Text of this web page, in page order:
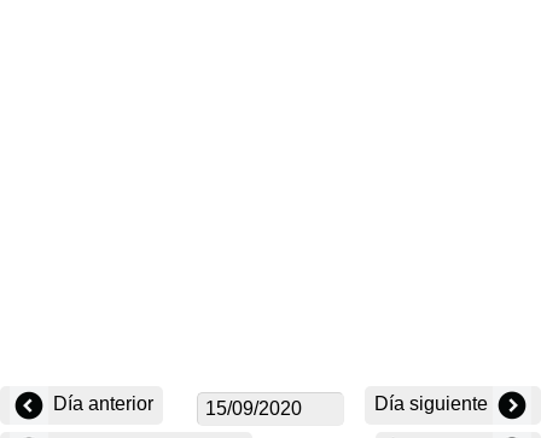
Día anterior Día siguiente